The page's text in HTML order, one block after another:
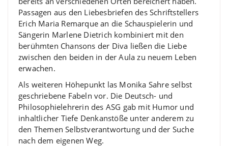
Passagen aus den Liebesbriefen des Schriftstellers
Erich Maria Remarque an die Schauspielerin und
Sängerin Marlene Dietrich kombiniert mit den
berühmten Chansons der Diva ließen die Liebe
zwischen den beiden in der Aula zu neuem Leben
erwachen.
Als weiteren Höhepunkt las Monika Sahre selbst
geschriebene Fabeln vor. Die Deutsch- und
Philosophielehrerin des ASG gab mit Humor und
inhaltlicher Tiefe Denkanstöße unter anderem zu
den Themen Selbstverantwortung und der Suche
nach dem eigenen Weg.